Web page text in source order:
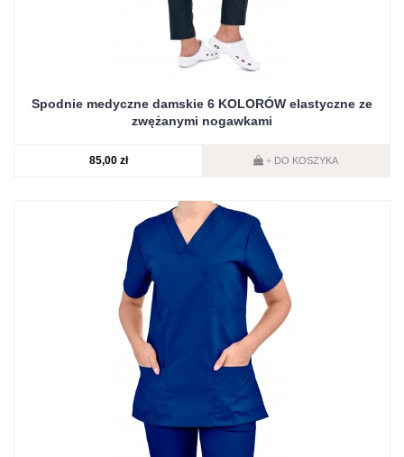
Spodnie medyczne damskie 6 KOLORÓW elastyczne ze
zwężanymi nogawkami
85,00 zł + DO KOSZYKA